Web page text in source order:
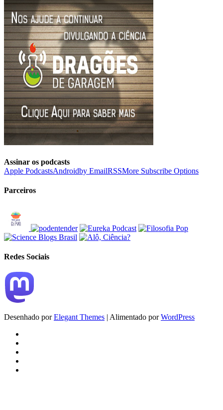
Assinar os podcasts
Apple PodcastsAndroidby EmailRSSMore Subscribe Options
Parceiros
Redes Sociais
Desenhado porElegant Themes | Alimentado porWordPress